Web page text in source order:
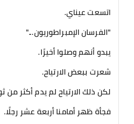
اتسعت عيناي.
"الفرسان الإمبراطوريون..."
يبدو أنهم وصلوا أخيرًا.
شعرت ببعض الارتياح.
لكن ذلك الارتياح لم يدم أكثر من
فجأة ظهر أمامنا أربعة عشر رجلًا.